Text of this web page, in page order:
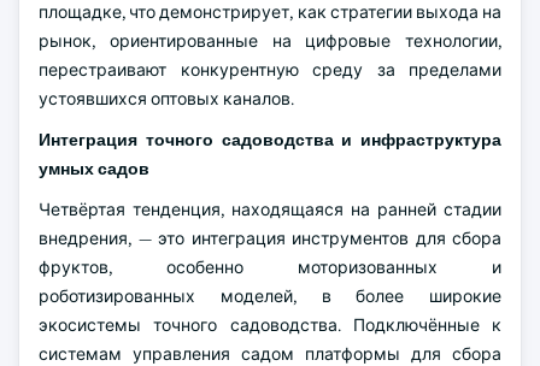
площадке, что демонстрирует, как стратегии выхода на
рынок, ориентированные на цифровые технологии,
перестраивают конкурентную среду за пределами
устоявшихся оптовых каналов.
Интеграция точного садоводства и инфраструктура
умных садов
Четвёртая тенденция, находящаяся на ранней стадии
внедрения, — это интеграция инструментов для сбора
фруктов, особенно моторизованных и
роботизированных моделей, в более широкие
экосистемы точного садоводства. Подключённые к
системам управления садом платформы для сбора